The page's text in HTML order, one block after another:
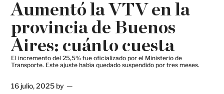
Aumentó la VTV en la
provincia de Buenos
Aires: cuánto cuesta
El incremento del 25,5% fue oficializado por el Ministerio de
Transporte. Este ajuste había quedado suspendido por tres meses.
16 julio, 2025 by